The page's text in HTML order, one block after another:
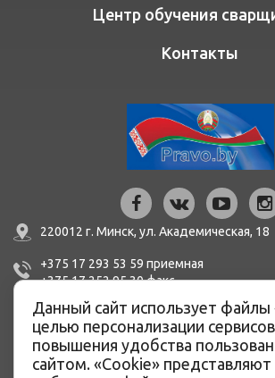
Центр обучения
Контакты
220012 г. Минск, ул. Академическая, 18
+375 17 293 53 59 приемная
+375 17 252 95 30факc
mail@bern.by
IBAN BY51 BLBB 3012 0100 3455 0500
Данный сайт использует файлы
целью персонализации
повышения удобства
сайтом. «Cookie»